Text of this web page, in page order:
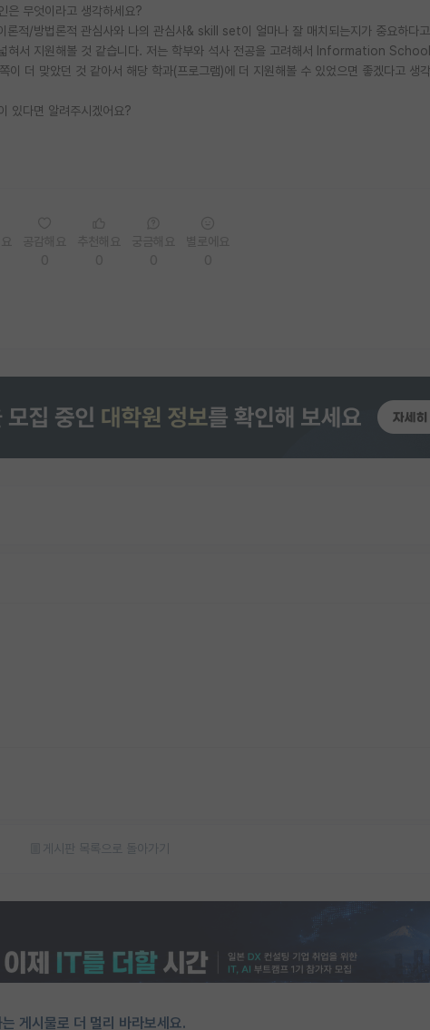
은 무엇이라고 생각하세요?
적/방법론적 관심사와 나의 관심사& skill set이 얼마나 잘 매치되는지가 중요하다고
혀서 지원해볼 것 같습니다. 저는 학부와 석사 전공을 고려해서 Information School
맞았던 것 같아서 해당 학과(프로그램)에 더 지원해볼 수 있었으면 좋겠다고 생
있다면 알려주시겠어요?
게시판 목록으로 돌아가기
게시물로 더 멀리 바라보세요.